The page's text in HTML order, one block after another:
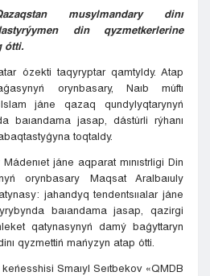
musylmandary dinı
din qyzmetkerlerine
ótti.
ózekti taqyryptar qamtyldy. Atap
orynbasary, Naıb múftı
jáne qazaq qundylyqtarynyń
baıandama jasap, dástúrli rýhanı
toqtaldy.
jáne aqparat mınıstrligi Din
orynbasary Maqsat Aralbaıuly
jahandyq tendentsııalar jáne
baıandama jasap, qazirgi
qatynasynyń damý baǵyttaryn
qyzmettiń mańyzyn atap ótti.
Smaıyl Seıtbekov «QMDB